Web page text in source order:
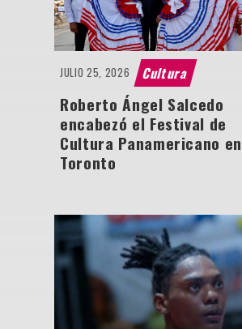
JULIO 25, 2026 Cultura
Roberto Ángel Salcedo
encabezó el Festival de
Cultura Panamericano en
Toronto